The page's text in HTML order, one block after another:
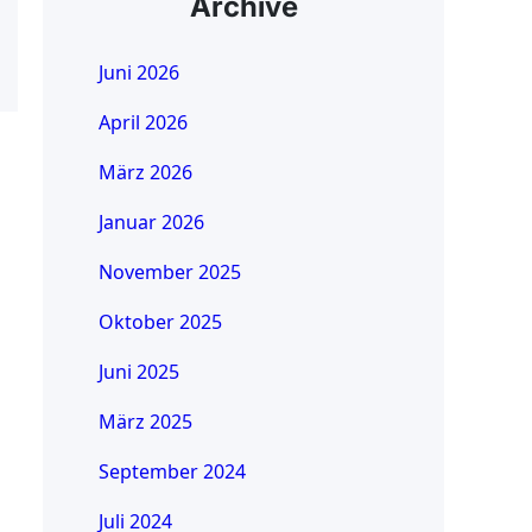
Juni 2026
April 2026
März 2026
Januar 2026
November 2025
Oktober 2025
Juni 2025
März 2025
September 2024
Juli 2024